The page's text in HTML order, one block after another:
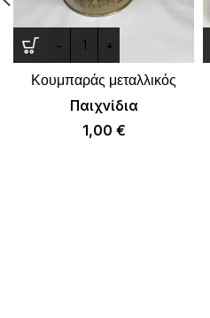
Κουμπαράς μεταλλικός
Παιχνίδια
1,00 €